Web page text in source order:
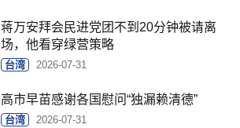
蒋万安拜会民进党团不到20分钟被请离
场，他看穿绿营策略
台湾 2026-07-31
高市早苗感谢各国慰问“独漏赖清德”
台湾 2026-07-31